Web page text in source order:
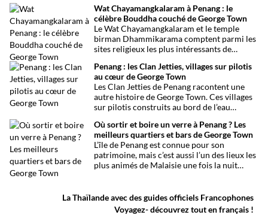
promenade, découverte de la flore tropicale
et initiation au monde des épices. Une visite
originale qui enrichit tout séjour sur l’île.
Wat Chayamangkalaram à Penang : le
célèbre Bouddha couché de George Town
Le Wat Chayamangkalaram et le temple
birman Dhammikarama comptent parmi les
sites religieux les plus intéressants de
ils témoignent de l’histoire des
communautés thaïe et birmane installées
sur l’île depuis le XIXe siècle.
Penang : les Clan Jetties, villages sur pilotis
au cœur de George Town
Les Clan Jetties de Penang racontent une
autre histoire de George Town. Ces villages
sur pilotis construits au bord de l’eau
d’immigration chinoise qui ont façonné
l’identité multiculturelle de l’île.
Où sortir et boire un verre à Penang ? Les
meilleurs quartiers et bars de George Town
L’île de Penang est connue pour son
patrimoine, mais c’est aussi l’un des lieux les
plus animés de Malaisie une fois la nuit
idées pour découvrir George Town
autrement.
La Thaïlande avec des guides officiels Francophones
Voyagez- découvrez tout en français !